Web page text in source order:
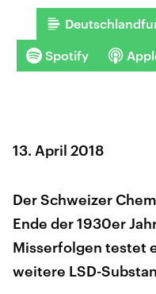
Spotify
13. April 2018
Der Schweizer
Ende der 1930er
Misserfolgen testet
weitere LSD-